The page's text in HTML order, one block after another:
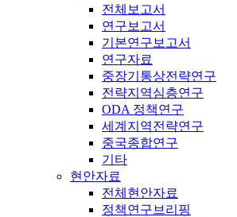
전체보고서
연구보고서
기본연구보고서
연구자료
중장기통상전략연구
전략지역심층연구
ODA 정책연구
세계지역전략연구
중국종합연구
기타
현안자료
전체현안자료
정책연구브리핑